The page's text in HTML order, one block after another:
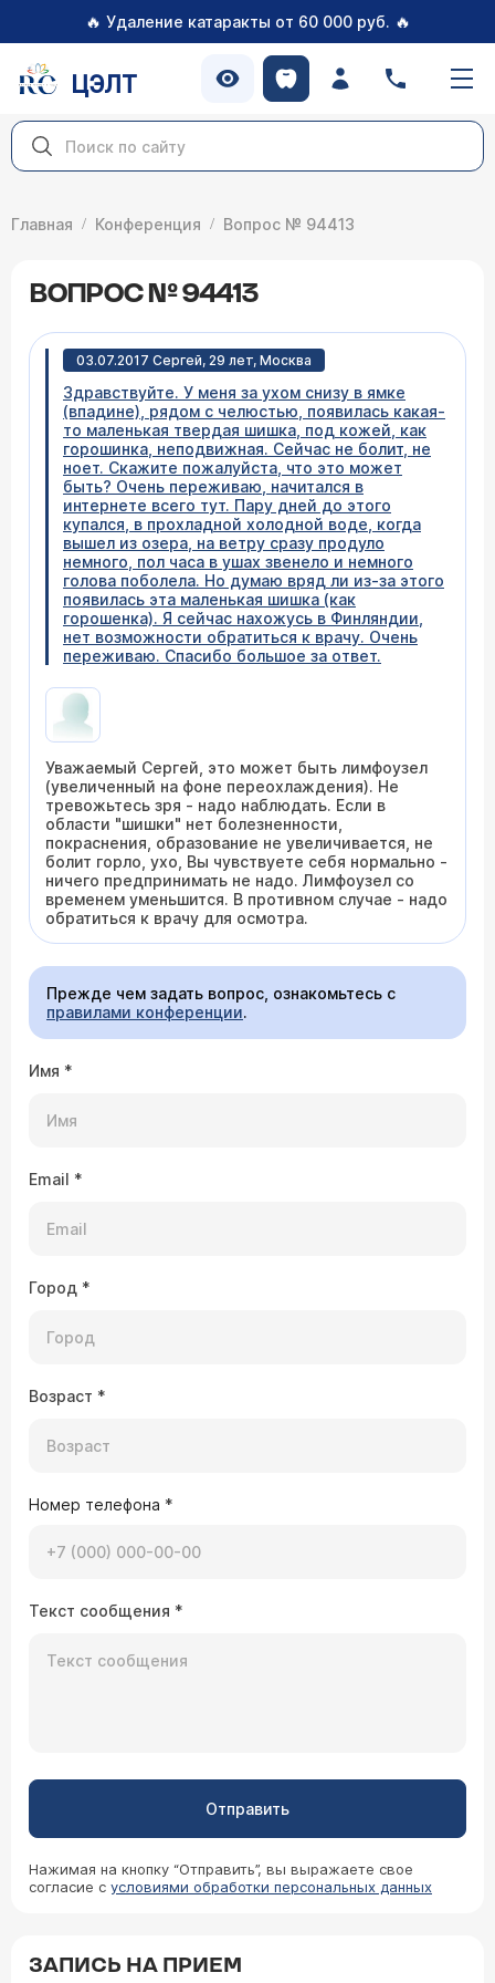
🔥 Удаление катаракты от 60 000 руб. 🔥
ЦЭЛТ
Главная Конференция Вопрос № 94413
ВОПРОС № 94413
03.07.2017 Сергей, 29 лет, Москва
Здравствуйте. У меня за ухом снизу в ямке
(впадине), рядом с челюстью, появилась какая-
то маленькая твердая шишка, под кожей, как
горошинка, неподвижная. Сейчас не болит, не
ноет. Скажите пожалуйста, что это может
быть? Очень переживаю, начитался в
интернете всего тут. Пару дней до этого
купался, в прохладной холодной воде, когда
вышел из озера, на ветру сразу продуло
немного, пол часа в ушах звенело и немного
голова поболела. Но думаю вряд ли из-за этого
появилась эта маленькая шишка (как
горошенка). Я сейчас нахожусь в Финляндии,
нет возможности обратиться к врачу. Очень
переживаю. Спасибо большое за ответ.
Уважаемый Сергей, это может быть лимфоузел
(увеличенный на фоне переохлаждения). Не
тревожьтесь зря - надо наблюдать. Если в
области "шишки" нет болезненности,
покраснения, образование не увеличивается, не
болит горло, ухо, Вы чувствуете себя нормально -
ничего предпринимать не надо. Лимфоузел со
временем уменьшится. В противном случае - надо
обратиться к врачу для осмотра.
Прежде чем задать вопрос, ознакомьтесь с
правилами конференции.
Имя *
Email *
Город *
Возраст *
Номер телефона *
Текст сообщения *
Отправить
Нажимая на кнопку “Отправить”, вы выражаете свое
согласие с условиями обработки персональных данных
ЗАПИСЬ НА ПРИЕМ